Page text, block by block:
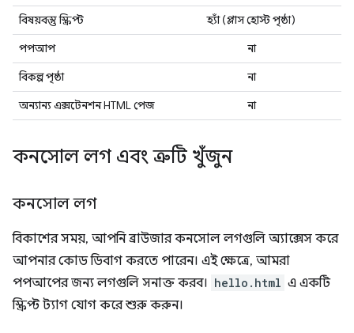
বিষয়বস্তু স্ক্রিপ্ট
হ্যাঁ (প্লাস হোস্ট পৃষ্ঠা)
পপআপ
না
বিকল্প পৃষ্ঠা
না
অন্যান্য এক্সটেনশন HTML পেজ
না
কনসোল লগ এবং ত্রুটি খুঁজুন
কনসোল লগ
বিকাশের সময়, আপনি ব্রাউজার কনসোল লগগুলি অ্যাক্সেস করে
আপনার কোড ডিবাগ করতে পারেন। এই ক্ষেত্রে, আমরা
পপআপের জন্য লগগুলি সনাক্ত করব। hello.html এ একটি
স্ক্রিপ্ট ট্যাগ যোগ করে শুরু করুন।